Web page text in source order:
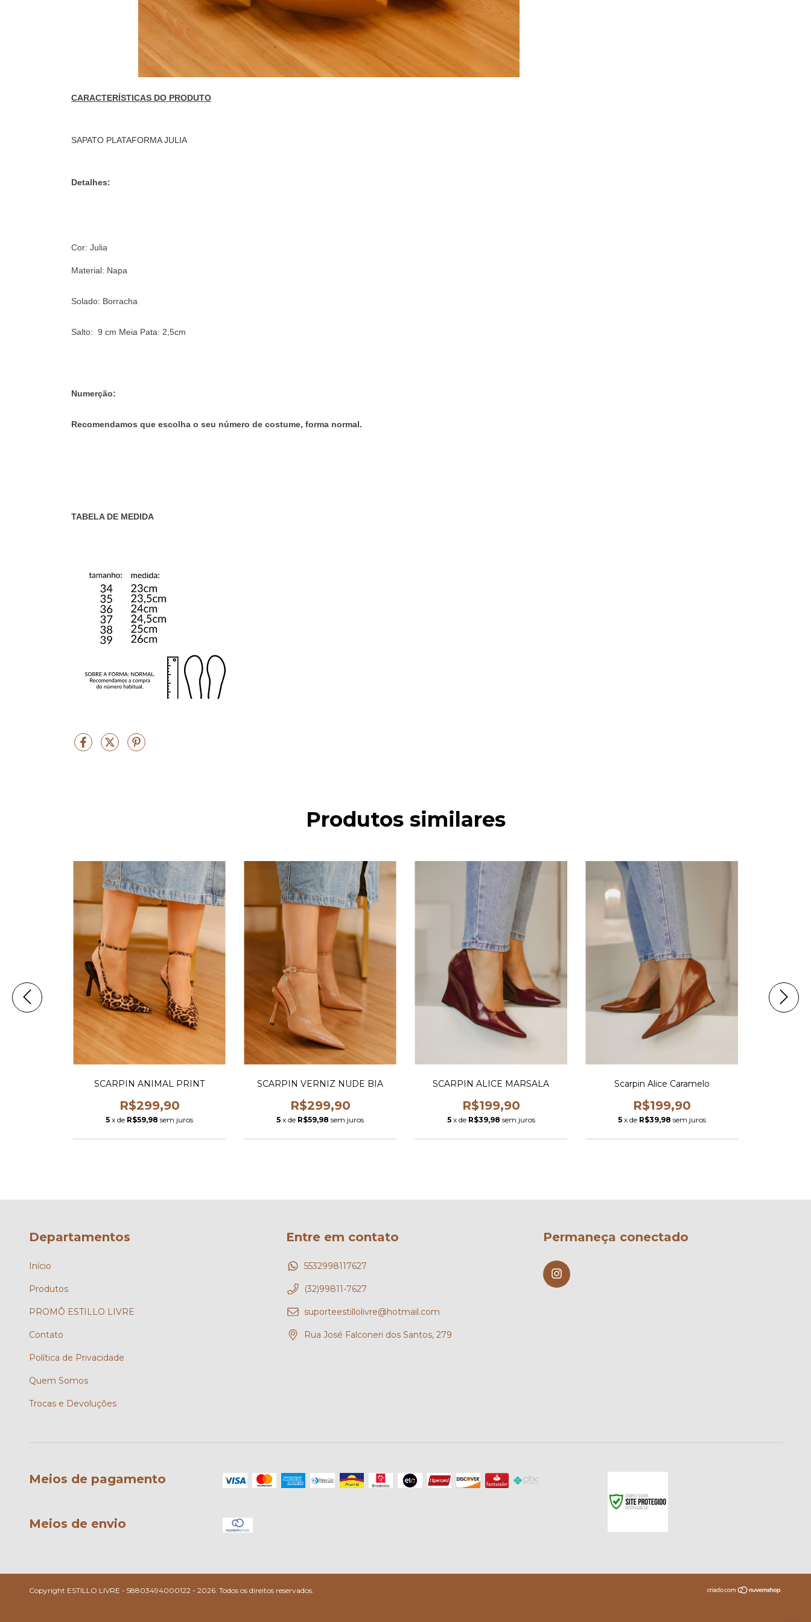
CARACTERÍSTICAS DO PRODUTO
SAPATO PLATAFORMA JULIA
Detalhes:
Cor: Julia
Material: Napa
Solado: Borracha
Salto: 9 cm Meia Pata: 2,5cm
Numerção:
Recomendamos que escolha o seu número de costume, forma normal.
TABELA DE MEDIDA
Produtos similares
SCARPIN ANIMAL PRINT
R$299,90
5 x de R$59,98 sem juros
SCARPIN VERNIZ NUDE BIA
R$299,90
5 x de R$59,98 sem juros
SCARPIN ALICE MARSALA
R$199,90
5 x de R$39,98 sem juros
Scarpin Alice Caramelo
R$199,90
5 x de R$39,98 sem juros
Departamentos
Início
Produtos
PROMÔ ESTILLO LIVRE
Contato
Política de Privacidade
Quem Somos
Trocas e Devoluções
Entre em contato
5532998117627
(32)99811-7627
suporteestillolivre@hotmail.com
Rua José Falconeri dos Santos, 279
Permaneça conectado
Meios de pagamento
Meios de envio
Copyright ESTILLO LIVRE - 58803494000122 - 2026. Todos os direitos reservados.